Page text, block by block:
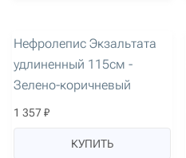
Нефролепис Экзальтата
удлиненный 115см -
Зелено-коричневый
1 357 ₽
КУПИТЬ